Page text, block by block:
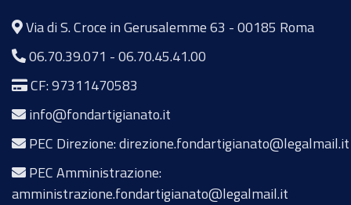
Via di S. Croce in Gerusalemme 63 - 00185 Roma
06.70.39.071 -06.70.45.41.00
CF: 97311470583
info@fondartigianato.it
PEC Direzione: direzione.fondartigianato@legalmail.it
PEC Amministrazione:
amministrazione.fondartigianato@legalmail.it